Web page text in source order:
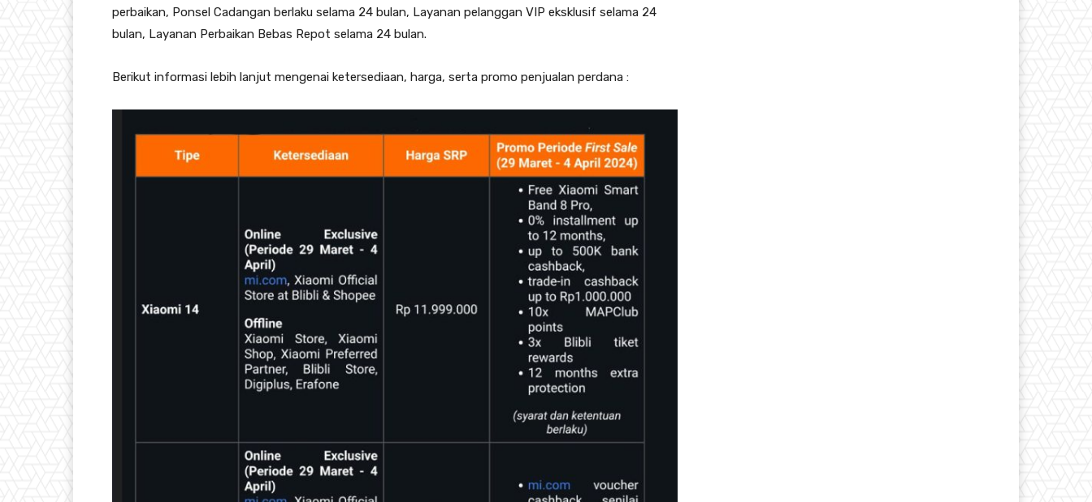
perbaikan, Ponsel Cadangan berlaku selama 24 bulan, Layanan pelanggan VIP eksklusif selama 24
bulan, Layanan Perbaikan Bebas Repot selama 24 bulan.
Berikut informasi lebih lanjut mengenai ketersediaan, harga, serta promo penjualan perdana :